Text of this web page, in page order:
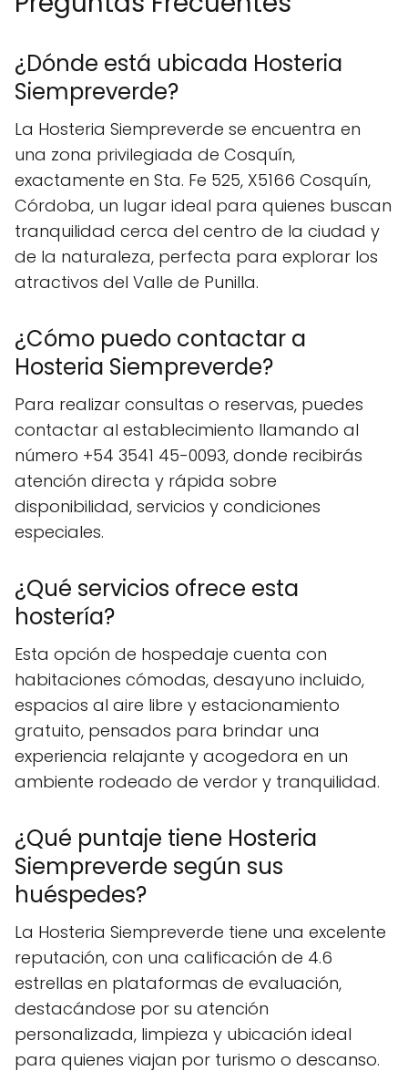
¿Dónde está ubicada Hosteria
Siempreverde?
La Hosteria Siempreverde se encuentra en
una zona privilegiada de Cosquín,
exactamente en Sta. Fe 525, X5166 Cosquín,
Córdoba, un lugar ideal para quienes buscan
tranquilidad cerca del centro de la ciudad y
de la naturaleza, perfecta para explorar los
atractivos del Valle de Punilla.
¿Cómo puedo contactar a
Hosteria Siempreverde?
Para realizar consultas o reservas, puedes
contactar al establecimiento llamando al
número +54 3541 45-0093, donde recibirás
atención directa y rápida sobre
disponibilidad, servicios y condiciones
especiales.
¿Qué servicios ofrece esta
hostería?
Esta opción de hospedaje cuenta con
habitaciones cómodas, desayuno incluido,
espacios al aire libre y estacionamiento
gratuito, pensados para brindar una
experiencia relajante y acogedora en un
ambiente rodeado de verdor y tranquilidad.
¿Qué puntaje tiene Hosteria
Siempreverde según sus
huéspedes?
La Hosteria Siempreverde tiene una excelente
reputación, con una calificación de 4.6
estrellas en plataformas de evaluación,
destacándose por su atención
personalizada, limpieza y ubicación ideal
para quienes viajan por turismo o descanso.